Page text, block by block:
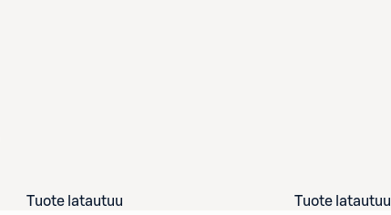
Tuote latautuu Tuote latautuu